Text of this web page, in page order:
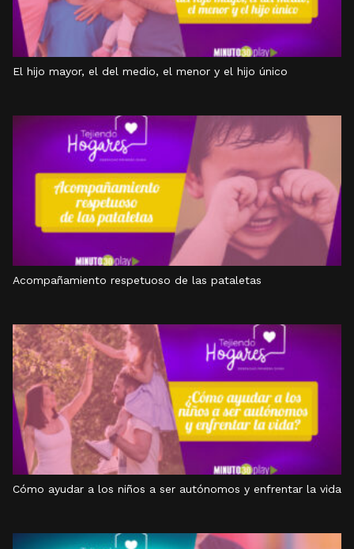
El hijo mayor, el del medio, el menor y el hijo único
Acompañamiento respetuoso de las pataletas
Cómo ayudar a los niños a ser autónomos y enfrentar la vida